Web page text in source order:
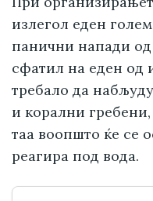
излегол еден
панични напади
сфатил на еден од
требало да
и корални
таа воопшто ќе се
реагира под вода.